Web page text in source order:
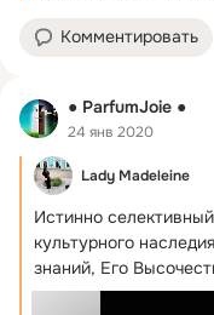
Комментировать
● ParfumJoie ●
24 янв 2020
Lady Madeleine
Истинно
культурного
знаний, Его